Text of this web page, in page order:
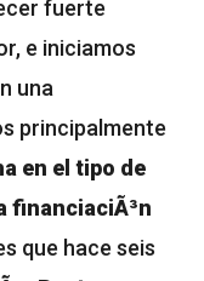
fuerte
e iniciamos
una
principalmente
en el tipo de
financiaciÃ³n
que hace seis